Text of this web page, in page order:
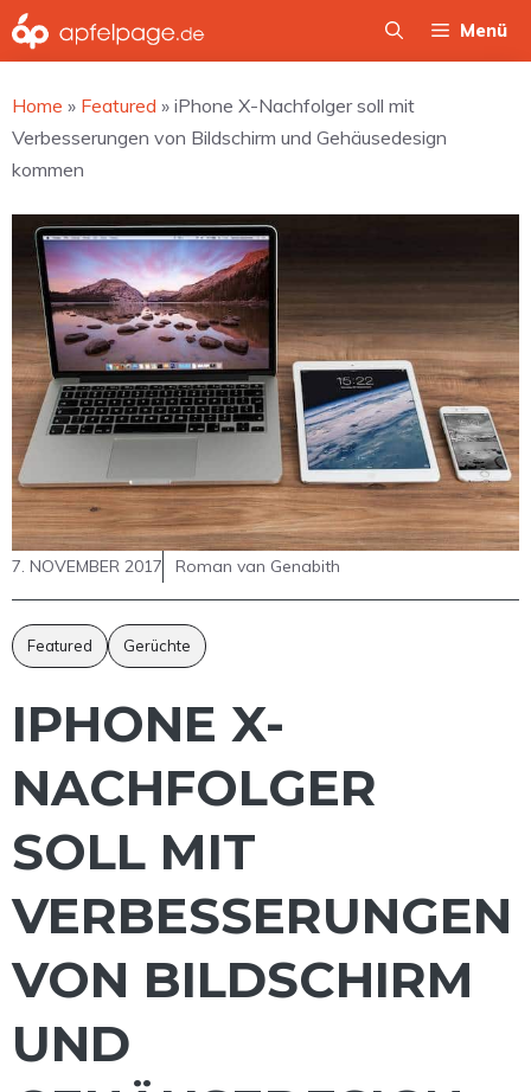
Zum
Inhalt
Menü
Home » Featured » iPhone X-Nachfolger soll mit
Verbesserungen von Bildschirm und Gehäusedesign
kommen
7. NOVEMBER 2017 Roman van Genabith
Featured Gerüchte
IPHONE X-
NACHFOLGER
SOLL MIT
VERBESSERUNGEN
VON BILDSCHIRM
UND